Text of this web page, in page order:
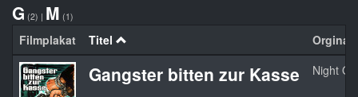
G (2) | M (1)
Filmplakat Titel
Gangster bitten zur Kasse Night Of